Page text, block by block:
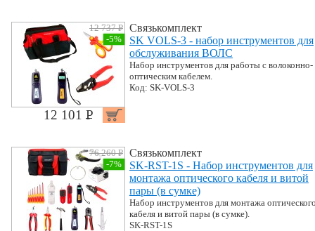
12 737 PУБ.
-5%
12 101 P УБ.
Связькомплект
SK VOLS-3 - набор инструментов для
обслуживания ВОЛС
Набор инструментов для работы с волоконно-
оптическим кабелем.
Код: SK-VOLS-3
76 260 PУБ.
-7%
Связькомплект
SK-RST-1S - Набор инструментов для
монтажа оптического кабеля и витой
пары (в сумке)
Набор инструментов для монтажа
кабеля и витой пары (в сумке).
SK-RST-1S